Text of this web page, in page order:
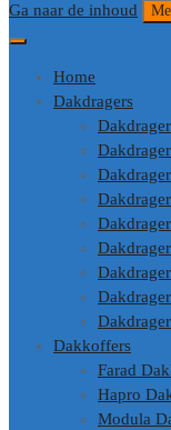
Ga naar de inhoud
Home
Dakdragers
Dakkoffers
Farad
Hapro
Modula